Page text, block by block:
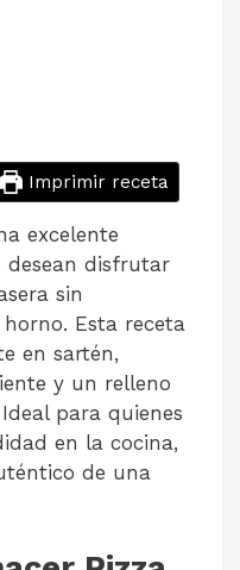
Imprimir receta
excelente
desean disfrutar
sin
Esta receta
en sartén,
y un relleno
para quienes
en la cocina,
de una